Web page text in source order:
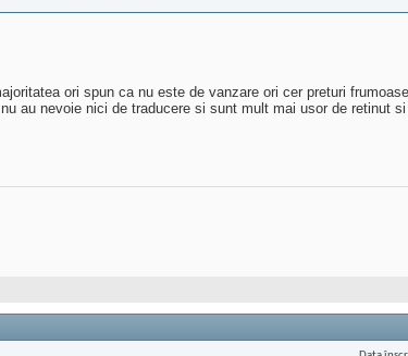
ori spun ca nu este de vanzare ori cer preturi
au nevoie nici de traducere si sunt mult mai usor de retinut